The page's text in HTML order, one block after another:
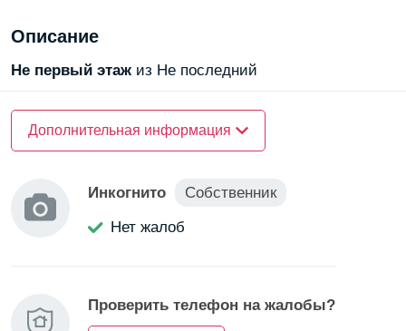
Описание
Не первый этаж из Не последний
О доме
Материал стен —
О квартире
Дополнительная информация
построенного в 2018 году.
Вокруг развитая инфраструктура, что делает жизнь
Инкогнито
Собственник
Нет жалоб
Проверить телефон на жалобы?